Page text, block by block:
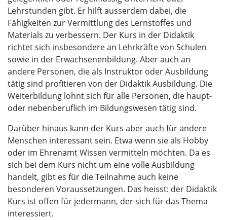
Lehrstunden gibt. Er hilft ausserdem dabei, die
Fähigkeiten zur Vermittlung des Lernstoffes und
Materials zu verbessern. Der Kurs in der Didaktik
richtet sich insbesondere an Lehrkräfte von Schulen
sowie in der Erwachsenenbildung. Aber auch an
andere Personen, die als Instruktor oder Ausbildung
tätig sind profitieren von der Didaktik Ausbildung. Die
Weiterbildung lohnt sich für alle Personen, die haupt-
oder nebenberuflich im Bildungswesen tätig sind.
Darüber hinaus kann der Kurs aber auch für andere
Menschen interessant sein. Etwa wenn sie als Hobby
oder im Ehrenamt Wissen vermitteln möchten. Da es
sich bei dem Kurs nicht um eine volle Ausbildung
handelt, gibt es für die Teilnahme auch keine
besonderen Voraussetzungen. Das heisst: der Didaktik
Kurs ist offen für jedermann, der sich für das Thema
interessiert.